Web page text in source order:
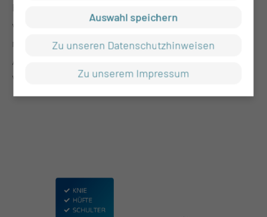
Bei uns können Sie in angemessener Atmosphäre
von Ihren verstorbenen Angehörigen Abschied
nehmen. Dafür steht bei uns ein separater
Abschiednahmeraum mit entsprechender
Vorbereitung und Aufbahrung zur Verfügung.
Auswahl speichern
Zu unseren Datenschutzhinweisen
Zu unserem Impressum